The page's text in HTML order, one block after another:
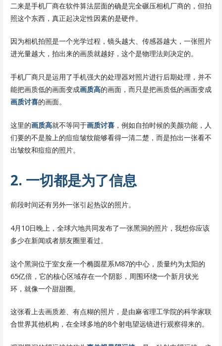
二来是手机厂商在软件算法层面的确是完全碾压相机厂商的，但拍
照这个东西，真正起决定性因素的是硬件。
因为相机拍照是一个光学过程，镜头越大、传感器越大，一张照片
进光量越大，拍出来的画质就越好，这个是物理法则决定的。
手机厂商只是运用了手机强大的处理器对照片进行后期处理，并不
能把画质低的画面变成画质高的画面，而只是把画质低的画面变成
画质讨喜的画面。
这里的画质高就不等同于画质讨喜，例如自拍时候的美颜功能，人
们要的不是脸上的痘痘皱纹能够看得一清二楚，而是拍出一张看不
出皱纹和痘痘的照片。
2. 一切都是为了信息
前段时间还有另外一张引起热议的照片。
4月10日晚上，全球六地共同发布了一张黑洞的照片，我想你应该
多少在新闻或者朋友圈里看过。
这个黑洞位于室女座一个椭圆星系M87的中心，质量约为太阳的
65亿倍，它的核心区域存在一个阴影，周围环绕一个新月状光
环，就像一个甜甜圈。
这张看上去画质差、有点糊的照片，是由麻省理工学院的科学家联
合世界其他机构，在全球多地的8个射电望远镜进行观察得来的。